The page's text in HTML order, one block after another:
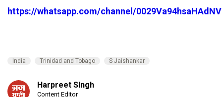
https://whatsapp.com/channel/
India Trinidad and Tobago S Jaishankar
Harpreet SIngh
Content Editor